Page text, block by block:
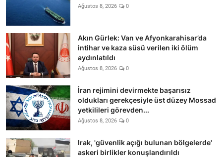
Ağustos 8, 2026 0
Akın Gürlek: Van ve Afyonkarahisar’da
intihar ve kaza süsü verilen iki ölüm
aydınlatıldı
Ağustos 8, 2026 0
İran rejimini devirmekte başarısız
oldukları gerekçesiyle üst düzey Mossad
yetkilileri görevden...
Ağustos 8, 2026 0
Irak, 'güvenlik açığı bulunan bölgelerde'
askeri birlikler konuşlandırıldı